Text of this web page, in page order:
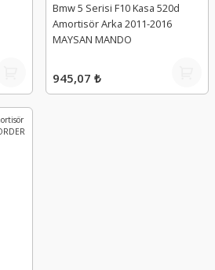
Bmw 5 Serisi F10 Kasa 520d
Amortisör Arka 2011-2016
MAYSAN MANDO
945,07 ₺